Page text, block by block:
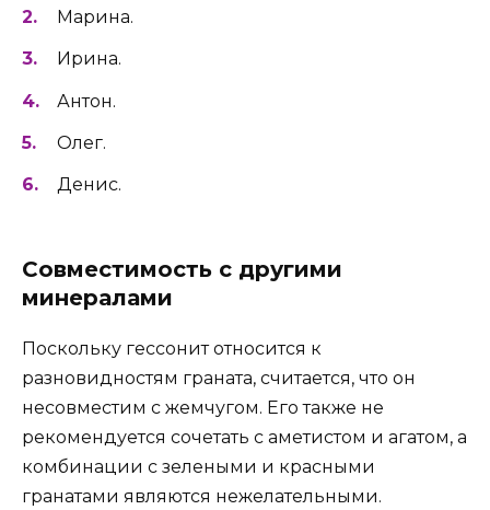
Марина.
Ирина.
Антон.
Олег.
Денис.
Совместимость с другими
минералами
Поскольку гессонит относится к
разновидностям граната, считается, что он
несовместим с жемчугом. Его также не
рекомендуется сочетать с аметистом и агатом, а
комбинации с зелеными и красными
гранатами являются нежелательными.